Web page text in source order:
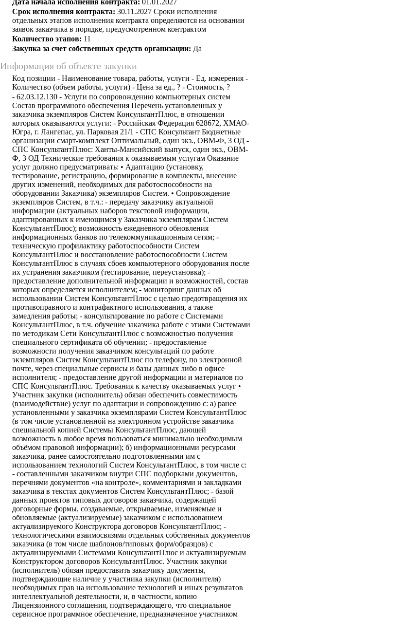
Дата начала исполнения контракта: 01.01.2027
Срок исполнения контракта: 30.11.2027 Сроки исполнения
отдельных этапов исполнения контракта определяются на основании
заявок заказчика в порядке, предусмотренном контрактом
Количество этапов: 11
Закупка за счет собственных средств организации: Да
Информация об объекте закупки
Код позиции - Наименование товара, работы, услуги - Ед. измерения -
Количество (объем работы, услуги) - Цена за ед., ? - Стоимость, ?
- 62.03.12.130 - Услуги по сопровождению компьютерных систем
Состав программного обеспечения Перечень установленных у
заказчика экземпляров Систем КонсультантПлюс, в отношении
которых оказываются услуги: - Российская Федерация 628672, ХМАО-
Югра, г. Лангепас, ул. Парковая 21/1 - СПС Консультант Бюджетные
организации смарт-комплект Оптимальный, один экз., ОВМ-Ф, 3 ОД -
СПС КонсультантПлюс: Ханты-Мансийский выпуск, один экз., ОВМ-
Ф, 3 ОД Технические требования к оказываемым услугам Оказание
услуг должно предусматривать: • Адаптацию (установку,
тестирование, регистрацию, формирование в комплекты, внесение
других изменений, необходимых для работоспособности на
оборудовании Заказчика) экземпляров Систем. • Сопровождение
экземпляров Систем, в т.ч.: - передачу заказчику актуальной
информации (актуальных наборов текстовой информации,
адаптированных к имеющимся у Заказчика экземплярам Систем
КонсультантПлюс); возможность ежедневного обновления
информационных банков по телекоммуникационным сетям; -
техническую профилактику работоспособности Систем
КонсультантПлюс и восстановление работоспособности Систем
КонсультантПлюс в случаях сбоев компьютерного оборудования после
их устранения заказчиком (тестирование, переустановка); -
предоставление дополнительной информации и возможностей, состав
которых определяется исполнителем; - мониторинг данных об
использовании Систем КонсультантПлюс с целью предотвращения их
противоправного и контрафактного использования, а также
замедления работы; - консультирование по работе с Системами
КонсультантПлюс, в т.ч. обучение заказчика работе с этими Системами
по методикам Сети КонсультантПлюс с возможностью получения
специального сертификата об обучении; - предоставление
возможности получения заказчиком консультаций по работе
экземпляров Систем КонсультантПлюс по телефону, по электронной
почте, через специальные сервисы и базы данных либо в офисе
исполнителя; - предоставление другой информации и материалов по
СПС КонсультантПлюс. Требования к качеству оказываемых услуг •
Участник закупки (исполнитель) обязан обеспечить совместимость
(взаимодействие) услуг по адаптации и сопровождению с: a) ранее
установленными у заказчика экземплярами Систем КонсультантПлюс
(в том числе установленной на электронном устройстве заказчика
специальной копией Системы КонсультантПлюс, дающей
возможность в любое время пользоваться минимально необходимым
объёмом правовой информации); б) информационными ресурсами
заказчика, ранее самостоятельно подготовленными им с
использованием технологий Систем КонсультантПлюс, в том числе с:
- составленными заказчиком внутри СПС подборками документов,
перечнями документов «на контроле», комментариями и закладками
заказчика в текстах документов Систем КонсультантПлюс; - базой
данных проектов типовых договоров заказчика, содержащей
договорные формы, создаваемые, открываемые, изменяемые и
обновляемые (актуализируемые) заказчиком с использованием
актуализируемого Конструктора договоров КонсультантПлюс; -
технологическими взаимосвязями отдельных собственных документов
заказчика (в том числе шаблонов/типовых форм/образцов) с
актуализируемыми Системами КонсультантПлюс и актуализируемым
Конструктором договоров КонсультантПлюс. Участник закупки
(исполнитель) обязан предоставить заказчику документы,
подтверждающие наличие у участника закупки (исполнителя)
необходимых прав на использование технологий и иных результатов
интеллектуальной деятельности, и, в частности, копию
Лицензионного соглашения, подтверждающего, что специальное
сервисное программное обеспечение, предназначенное участником